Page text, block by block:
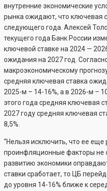
внутренние экономические
рынка ожидают, что ключевая
следующего года. Алексей
текущего года Банк России
ключевой ставке на 2024 —
ожидания на 2027 год.
макроэкономическому
средняя ключевая ставка
2025-м – 14-16%, а в 2026-м –
этого года средняя ключевая
2027 году средняя ключевая
8,5%.
“Нельзя исключить, что ее еще
проинфляционные факторы не
развитию экономики
ставки сработает, то ЦБ
до уровня 14-16% ближе к